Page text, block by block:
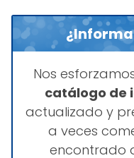
Nos
catálogo de
actualizado y
a veces
encontrado